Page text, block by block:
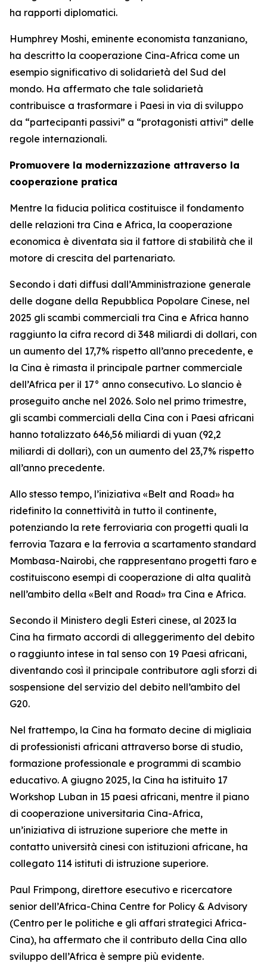
ha rapporti diplomatici.
Humphrey Moshi, eminente economista tanzaniano,
ha descritto la cooperazione Cina-Africa come un
esempio significativo di solidarietà del Sud del
mondo. Ha affermato che tale solidarietà
contribuisce a trasformare i Paesi in via di sviluppo
da “partecipanti passivi” a “protagonisti attivi” delle
regole internazionali.
Promuovere la modernizzazione attraverso la
cooperazione pratica
Mentre la fiducia politica costituisce il fondamento
delle relazioni tra Cina e Africa, la cooperazione
economica è diventata sia il fattore di stabilità che il
motore di crescita del partenariato.
Secondo i dati diffusi dall’Amministrazione generale
delle dogane della Repubblica Popolare Cinese, nel
2025 gli scambi commerciali tra Cina e Africa hanno
raggiunto la cifra record di 348 miliardi di dollari, con
un aumento del 17,7% rispetto all’anno precedente, e
la Cina è rimasta il principale partner commerciale
dell’Africa per il 17° anno consecutivo. Lo slancio è
proseguito anche nel 2026. Solo nel primo trimestre,
gli scambi commerciali della Cina con i Paesi africani
hanno totalizzato 646,56 miliardi di yuan (92,2
miliardi di dollari), con un aumento del 23,7% rispetto
all’anno precedente.
Allo stesso tempo, l’iniziativa «Belt and Road» ha
ridefinito la connettività in tutto il continente,
potenziando la rete ferroviaria con progetti quali la
ferrovia Tazara e la ferrovia a scartamento standard
Mombasa-Nairobi, che rappresentano progetti faro e
costituiscono esempi di cooperazione di alta qualità
nell’ambito della «Belt and Road» tra Cina e Africa.
Secondo il Ministero degli Esteri cinese, al 2023 la
Cina ha firmato accordi di alleggerimento del debito
o raggiunto intese in tal senso con 19 Paesi africani,
diventando così il principale contributore agli sforzi di
sospensione del servizio del debito nell’ambito del
G20.
Nel frattempo, la Cina ha formato decine di migliaia
di professionisti africani attraverso borse di studio,
formazione professionale e programmi di scambio
educativo. A giugno 2025, la Cina ha istituito 17
Workshop Luban in 15 paesi africani, mentre il piano
di cooperazione universitaria Cina-Africa,
un’iniziativa di istruzione superiore che mette in
contatto università cinesi con istituzioni africane, ha
collegato 114 istituti di istruzione superiore.
Paul Frimpong, direttore esecutivo e ricercatore
senior dell’Africa-China Centre for Policy & Advisory
(Centro per le politiche e gli affari strategici Africa-
Cina), ha affermato che il contributo della Cina allo
sviluppo dell’Africa è sempre più evidente.